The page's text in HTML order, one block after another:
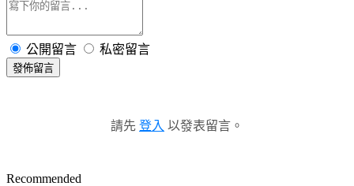
公開留言 私密留言
發佈留言
請先 登入 以發表留言。
Recommended